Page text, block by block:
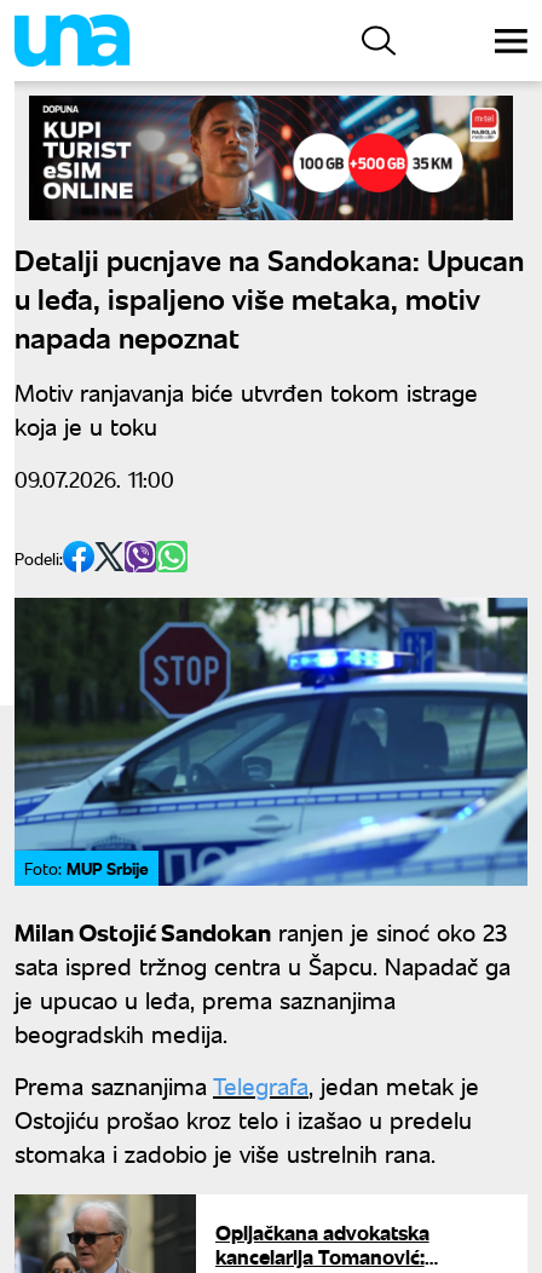
Detalji pucnjave na Sandokana: Upucan
u leđa, ispaljeno više metaka, motiv
napada nepoznat
Motiv ranjavanja biće utvrđen tokom istrage
koja je u toku
09.07.2026. 11:00
Podeli:
Foto: MUP Srbije
Milan Ostojić Sandokan ranjen je sinoć oko 23
sata ispred tržnog centra u Šapcu. Napadač ga
je upucao u leđa, prema saznanjima
beogradskih medija.
Prema saznanjima Telegrafa, jedan metak je
Ostojiću prošao kroz telo i izašao u predelu
stomaka i zadobio je više ustrelnih rana.
Opljačkana advokatska
kancelarija Tomanović: